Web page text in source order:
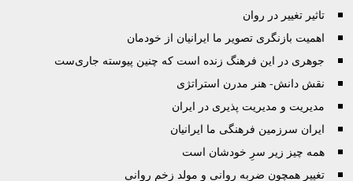
تاثیر تغییر در روان
اهمیت بازنگری تصویر ما ایرانیان از خودمان
جوهرى در این فرهنگ زنده است که چنین پیوسته جاری‌ست
نقش دانش- هنر مدرن استراتژی
مدیریت و مدیریت پذیری در ایران
ایران سرزمین فرهنگی ما ایرانیان
همه چیز زیر سرِ خودشان است
تغییر همچون ضربه روانی و مولد زخم روانی